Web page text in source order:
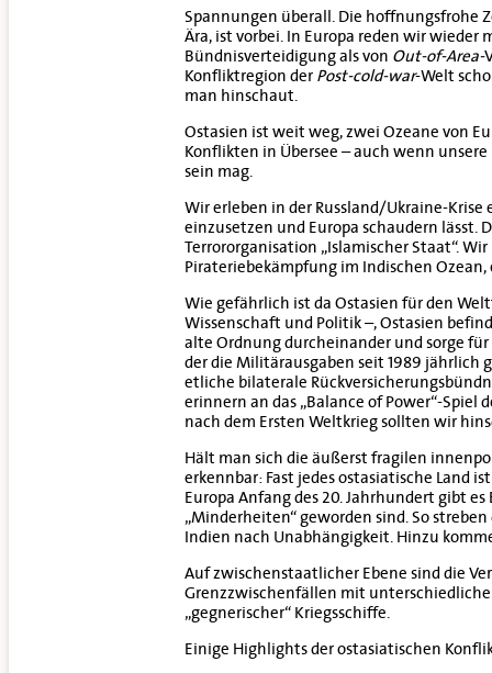
Spannungen überall. Die hoffnungsfrohe
Ära, ist vorbei. In Europa reden wir
Bündnisverteidigung als von Out-of-Area-
Konfliktregion der Post-cold-war-Welt
man hinschaut.
Ostasien ist weit weg, zwei Ozeane von
Konflikten in Übersee – auch wenn
sein mag.
Wir erleben in der Russland/Ukraine-
einzusetzen und Europa schaudern lässt.
Terrororganisation „Islamischer Staat“.
Pirateriebekämpfung im Indischen
Wie gefährlich ist da Ostasien für den
Wissenschaft und Politik –, Ostasien
alte Ordnung durcheinander und sorge
der die Militärausgaben seit 1989 jährlich
etliche bilaterale
erinnern an das „Balance of Power“-Spiel
nach dem Ersten Weltkrieg sollten wir
Hält man sich die äußerst fragilen
erkennbar: Fast jedes ostasiatische Land
Europa Anfang des 20. Jahrhundert gibt
„Minderheiten“ geworden sind. So
Indien nach Unabhängigkeit. Hinzu
Auf zwischenstaatlicher Ebene sind die
Grenzzwischenfällen mit
„gegnerischer“ Kriegsschiffe.
Einige Highlights der ostasiatischen